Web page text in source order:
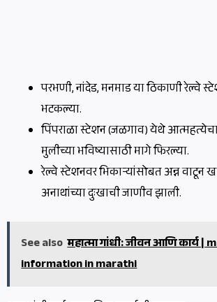
परभणी, नांदेड, मनमाड या ठिकाणी रेल्वे
भटकल्या.
पिंपराळा स्टेशन (जळगाव) येथे
मुलीच्या भविष्यासाठी मागे फिरल्या.
रेल्वे स्टेशनवर भिकाऱ्यांसोबत अन्न वाटून
अनाथांच्या दुःखाची जाणीव झाली.
See also महात्मा गांधी: जीवन आणि कार्य |
information in marathi